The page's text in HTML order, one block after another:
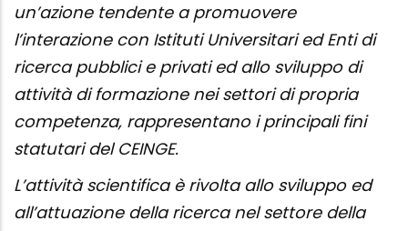
un’azione tendente a promuovere
l’interazione con Istituti Universitari ed Enti di
ricerca pubblici e privati ed allo sviluppo di
attività di formazione nei settori di propria
competenza, rappresentano i principali fini
statutari del CEINGE.
L’attività scientifica è rivolta allo sviluppo ed
all’attuazione della ricerca nel settore della